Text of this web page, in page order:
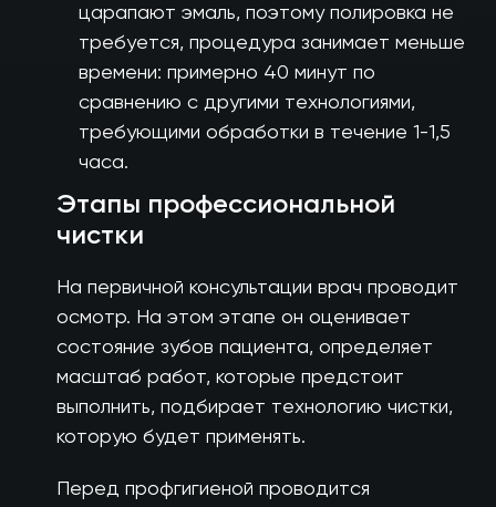
царапают эмаль, поэтому полировка не
требуется, процедура занимает меньше
времени: примерно 40 минут по
сравнению с другими технологиями,
требующими обработки в течение 1-1,5
часа.
Этапы профессиональной
чистки
На первичной консультации врач проводит
осмотр. На этом этапе он оценивает
состояние зубов пациента, определяет
масштаб работ, которые предстоит
выполнить, подбирает технологию чистки,
которую будет применять.
Перед профгигиеной проводится